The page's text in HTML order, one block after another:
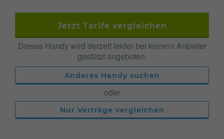
Jetzt Tarife vergleichen
Dieses Handy wird derzeit leider bei keinem Anbieter
gestützt angeboten.
Anderes Handy suchen
oder
Nur Verträge vergleichen